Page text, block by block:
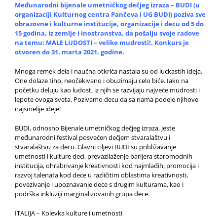
Međunarodni bijenale umetničkog dečjeg izraza – BUDI (u
organizaciji Kulturnog centra Pančeva i UG BUDI) poziva sve
obrazovne i kulturne institucije, organizacije i decu od 5 do
15 godina, iz zemlje i inostranstva, da pošalju svoje radove
na temu: MALE LUDOSTI – velike mudrosti!. Konkurs je
otvoren do 31. marta 2021. godine.
Mnoga remek dela i naučna otkrića nastala su od luckastih ideja.
One dolaze tiho, neočekivano i obuzimaju celo biće. Iako na
početku deluju kao ludost, iz njih se razvijaju najveće mudrosti i
lepote ovoga sveta. Pozivamo decu da sa nama podele njihove
najsmelije ideje!
BUDI, odnosno Bijenale umetničkog dečjeg izraza, jeste
međunarodni festival posvećen dečjem stvaralaštvu i
stvaralaštvu za decu. Glavni ciljevi BUDI su približavanje
umetnosti i kulture deci, prevazilaženje barijera staromodnih
institucija, ohrabrivanje kreativnosti kod najmlađih, promocija i
razvoj talenata kod dece u različitim oblastima kreativnosti,
povezivanje i upoznavanje dece s drugim kulturama, kao i
podrška inkluziji marginalizovanih grupa dece.
ITALIJA – Kolevka kulture i umetnosti